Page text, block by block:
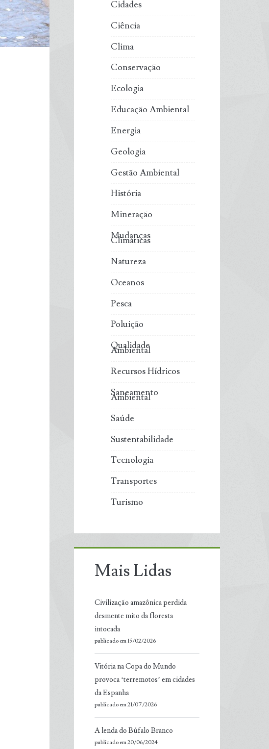
Cidades
Ciência
Clima
Conservação
Ecologia
Educação Ambiental
Energia
Geologia
Gestão Ambiental
História
Mineração
Mudanças
Climáticas
Natureza
Oceanos
Pesca
Poluição
Qualidade
Ambiental
Recursos Hídricos
Saneamento
Ambiental
Saúde
Sustentabilidade
Tecnologia
Transportes
Turismo
Mais Lidas
Civilização amazônica perdida
desmente mito da floresta
intocada
publicado em 15/02/2026
Vitória na Copa do Mundo
provoca ‘terremotos’ em cidades
da Espanha
publicado em 21/07/2026
A lenda do Búfalo Branco
publicado em 20/06/2024